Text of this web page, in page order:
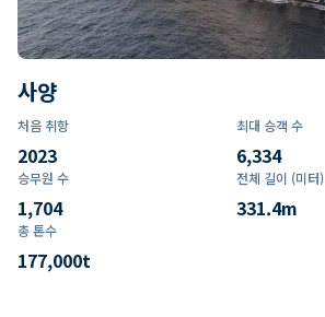
사양
처음 취항
2023
최대 승객 수
6,334
승무원 수
1,704
전체 길이 (미터)
331.4m
총 톤수
177,000t